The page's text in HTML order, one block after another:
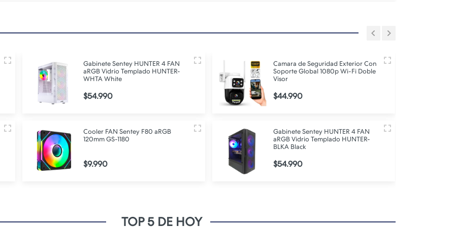
Gabinete Sentey HUNTER 4 FAN
aRGB Vidrio Templado HUNTER-
WHTA White
$54.990
Cooler FAN Sentey F80 aRGB
120mm GS-1180
$9.990
Camara de Seguridad Exterior Con
Soporte Global 1080p Wi-Fi Doble
Visor
$44.990
Gabinete Sentey HUNTER 4 FAN
aRGB Vidrio Templado HUNTER-
BLKA Black
$54.990
TOP 5 DE HOY